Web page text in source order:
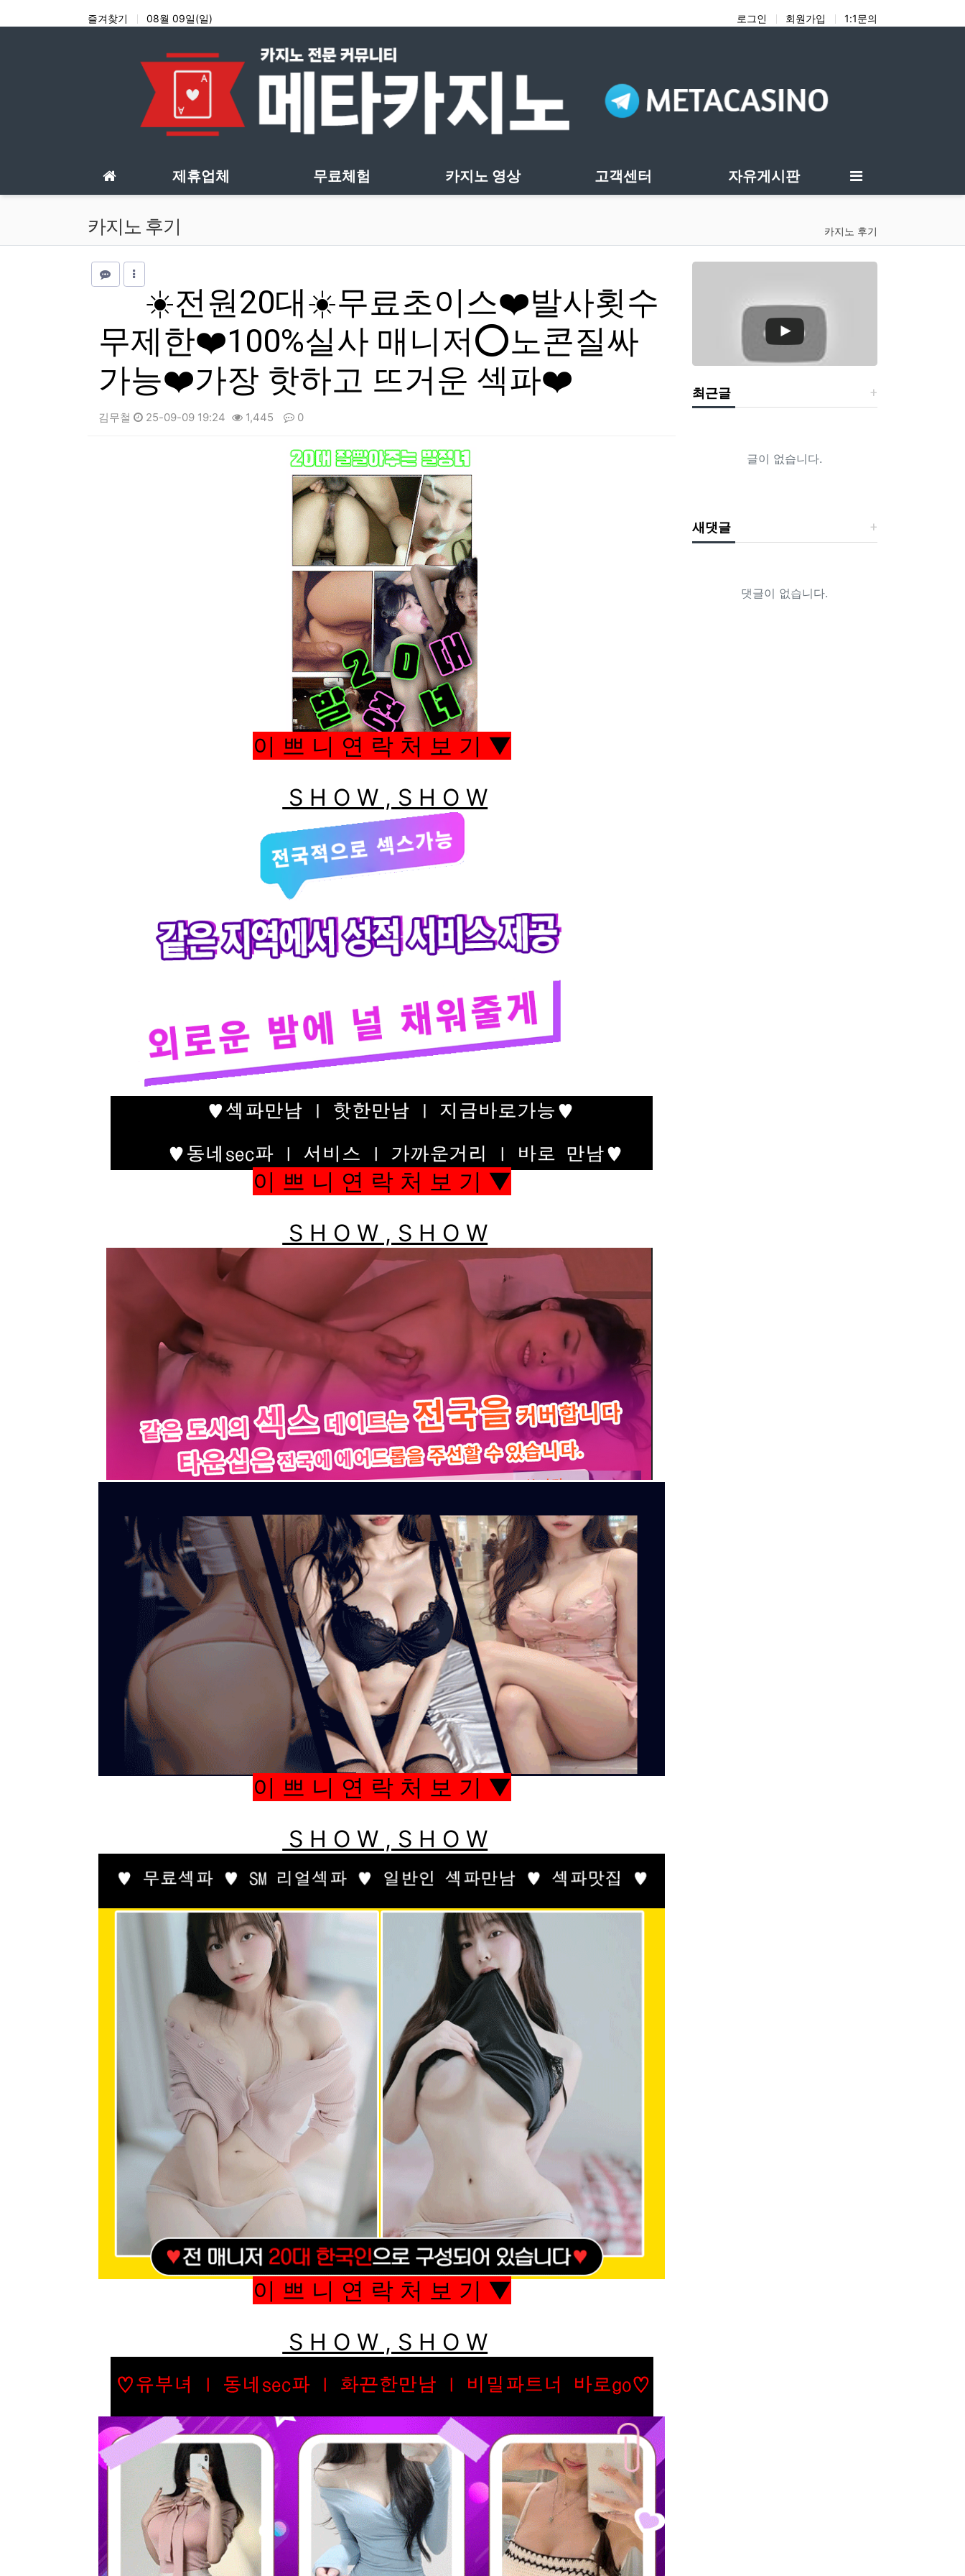
즐겨찾기 08월 09일(일) 로그인 회원가입 1:1문의
제휴업체 무료체험 카지노 영상 고객센터 자유게시판
카지노 후기 카지노 후기
☀️전원20대☀️무료초이스❤️발사횟수
무제한❤️100%실사 매니저⭕노콘질싸
가능❤️가장 핫하고 뜨거운 섹파❤️
김무철 25-09-09 19:24 1,445 0
이 쁘 니 연 락 처 보 기 ▼
S H O W , S H O W
이 쁘 니 연 락 처 보 기 ▼
S H O W , S H O W
이 쁘 니 연 락 처 보 기 ▼
S H O W , S H O W
이 쁘 니 연 락 처 보 기 ▼
S H O W , S H O W
최근글
글이 없습니다.
새댓글
댓글이 없습니다.